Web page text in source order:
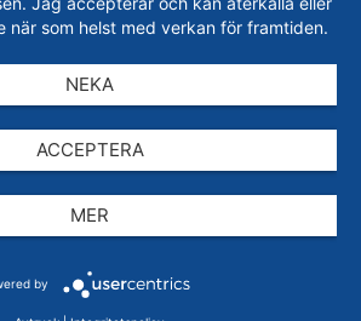
när som helst med verkan för framtiden.
NEKA
ACCEPTERA
MER
by